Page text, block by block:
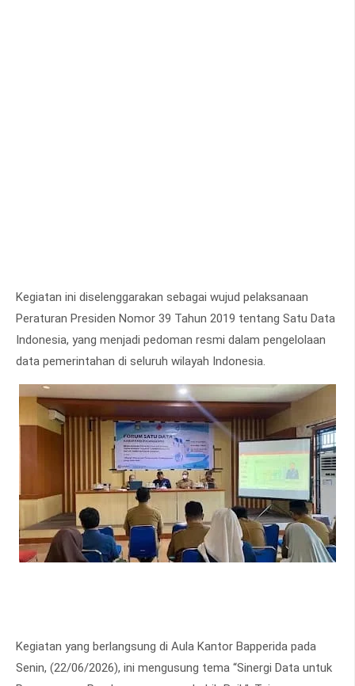
Kegiatan ini diselenggarakan sebagai wujud pelaksanaan
Peraturan Presiden Nomor 39 Tahun 2019 tentang Satu Data
Indonesia, yang menjadi pedoman resmi dalam pengelolaan
data pemerintahan di seluruh wilayah Indonesia.
Kegiatan yang berlangsung di Aula Kantor Bapperida pada
Senin, (22/06/2026), ini mengusung tema “Sinergi Data untuk